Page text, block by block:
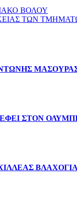
ΒΟΛΟΥ
ΤΩΝ
ΣΤΟΝ